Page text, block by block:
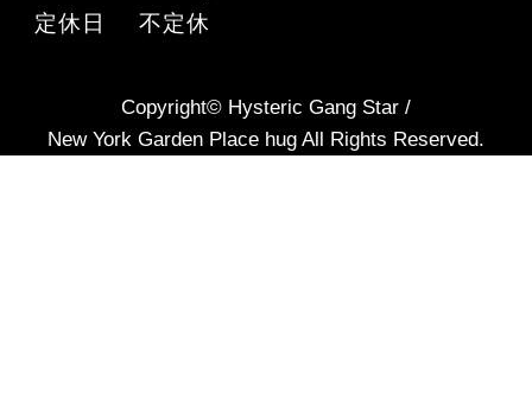
定休日
不定休
Copyright© Hysteric Gang Star /
New York Garden Place hug All Rights Reserved.